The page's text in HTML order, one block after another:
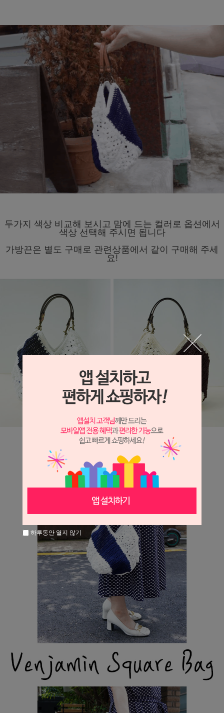
두가지 색상 비교해 보시고 맘에 드는 컬러로 옵션에서
색상 선택해 주시면 됩니다
가방끈은 별도 구매로 관련상품에서 같이 구매해 주세
요!
하루동안 열지 않기